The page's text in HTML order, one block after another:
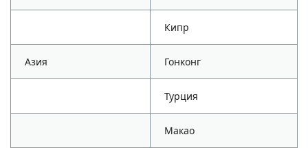
Кипр
Азия Гонконг
Турция
Макао